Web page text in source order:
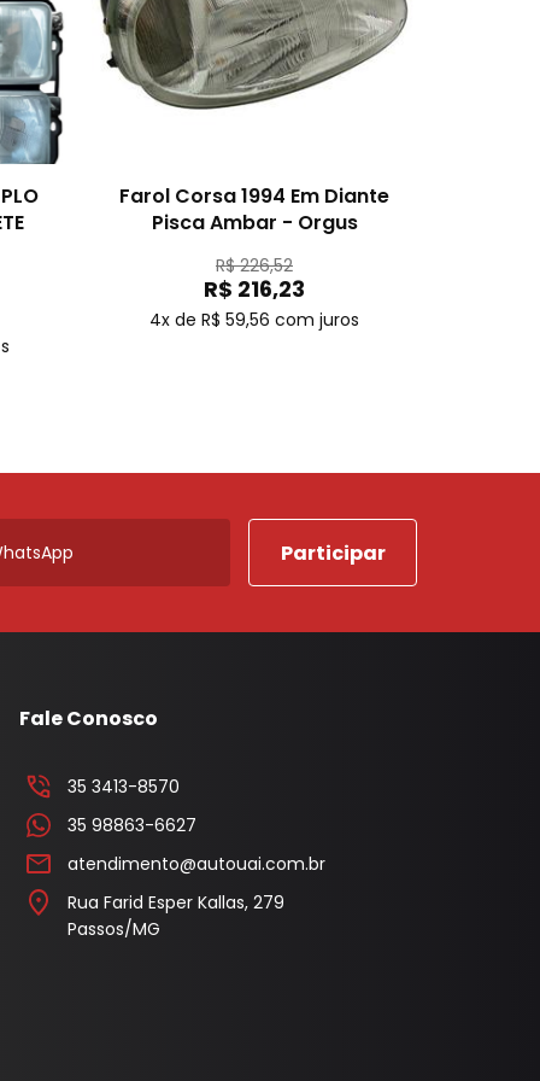
Farol Corsa 1994 Em Diante
Pisca Ambar - Orgus
R$ 226,52
R$ 216,23
4x de R$ 59,56 com juros
Fale Conosco
35 3413-8570
35 98863-6627
atendimento@autouai.com.br
Rua Farid Esper Kallas, 279
Passos/MG